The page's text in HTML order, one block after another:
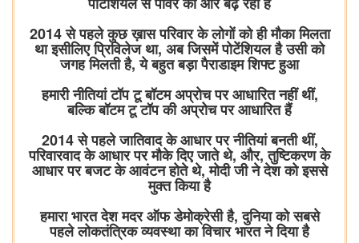
2014 से पहले कुछ ख़ास परिवार के लोगों को ही मौका मिलता
था इसीलिए प्रिविलेज था, अब जिसमें पोटेंशियल है उसी को
जगह मिलती है, ये बहुत बड़ा पैराडाइम शिफ्ट हुआ
हमारी नीतियां टॉप टू बॉटम अप्रोच पर आधारित नहीं थीं,
बल्कि बॉटम टू टॉप की अप्रोच पर आधारित हैं
2014 से पहले जातिवाद के आधार पर नीतियां बनती थीं,
परिवारवाद के आधार पर मौके दिए जाते थे, और, तुष्टिकरण के
आधार पर बजट के आवंटन होते थे, मोदी जी ने देश को इससे
मुक्त किया है
हमारा भारत देश मदर ऑफ डेमोक्रेसी है, दुनिया को सबसे
पहले लोकतंत्रिक व्यवस्था का विचार भारत ने दिया है